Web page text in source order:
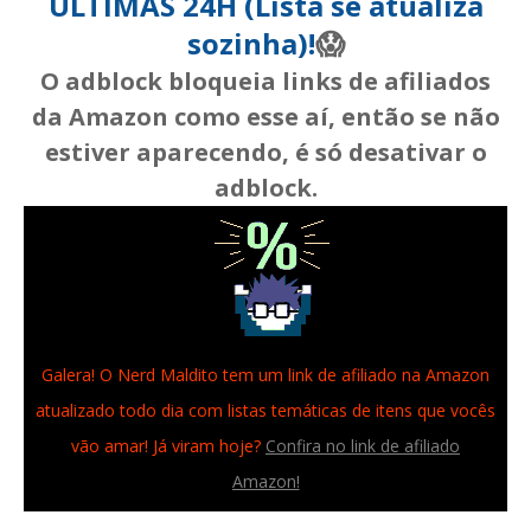
sozinha)!😱
O adblock bloqueia links de afiliados
da Amazon como esse aí, então se não
estiver aparecendo, é só desativar o
adblock.
Galera! O Nerd Maldito tem um link de afiliado na Amazon
atualizado todo dia com listas temáticas de itens que vocês
vão amar! Já viram hoje? Confira no link de afiliado
Amazon!